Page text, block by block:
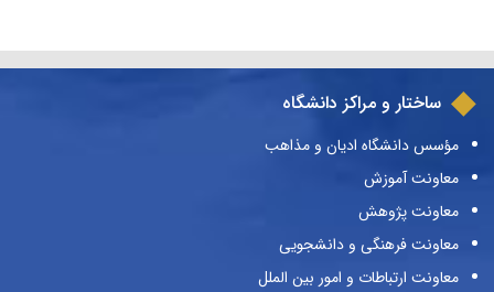
ساختار و مراکز دانشگاه
مؤسس دانشگاه ادیان و مذاهب
معاونت آموزش
معاونت پژوهش
معاونت فرهنگی و دانشجویی
معاونت ارتباطات و امور بین الملل